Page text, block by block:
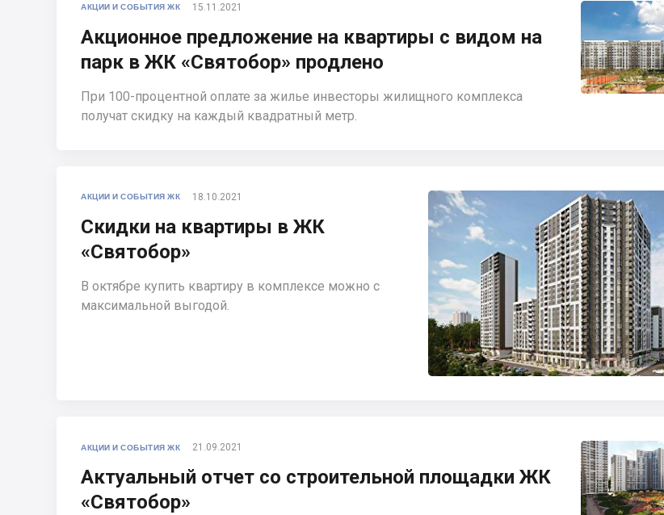
АКЦИИ И СОБЫТИЯ ЖК 15.11.2021
Акционное предложение на квартиры с видом на
парк в ЖК «Святобор» продлено
При 100-процентной оплате за жилье инвесторы жилищного комплекса
получат скидку на каждый квадратный метр.
АКЦИИ И СОБЫТИЯ ЖК 18.10.2021
Скидки на квартиры в ЖК
«Святобор»
В октябре купить квартиру в комплексе можно с
максимальной выгодой.
АКЦИИ И СОБЫТИЯ ЖК 21.09.2021
Актуальный отчет со строительной площадки ЖК
«Святобор»